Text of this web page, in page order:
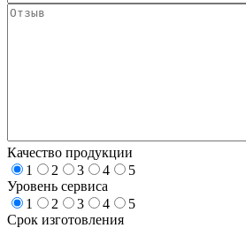
Качество продукции
1
2 3 4
5
Уровень сервиса
1
2 3 4
5
Срок изготовления